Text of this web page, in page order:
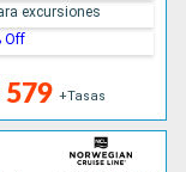
579 +Tasas
excursiones
Off